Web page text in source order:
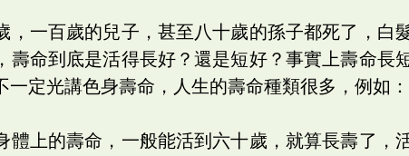
，一百歲的兒子，甚至八十歲的孫子都死了，白
壽命到底是活得長好？還是短好？事實上壽命長
一定光講色身壽命，人生的壽命種類很多，例如：
體上的壽命，一般能活到六十歲，就算長壽了，